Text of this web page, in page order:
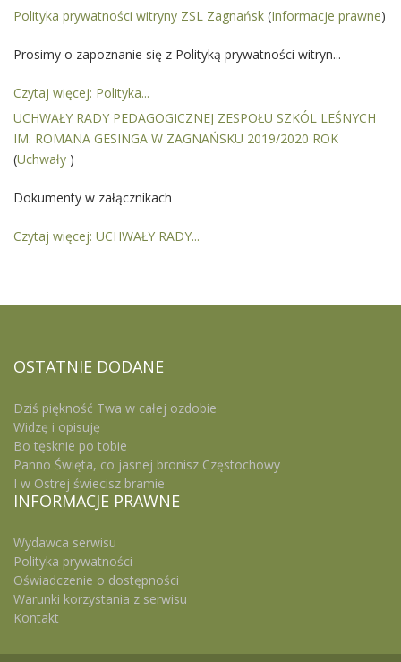
Polityka prywatności witryny ZSL Zagnańsk (Informacje prawne)
Prosimy o zapoznanie się z Polityką prywatności witryn...
Czytaj więcej: Polityka...
UCHWAŁY RADY PEDAGOGICZNEJ ZESPOŁU SZKÓL LEŚNYCH
IM. ROMANA GESINGA W ZAGNAŃSKU 2019/2020 ROK
(Uchwały )
Dokumenty w załącznikach
Czytaj więcej: UCHWAŁY RADY...
OSTATNIE DODANE
Dziś piękność Twa w całej ozdobie
Widzę i opisuję
Bo tęsknie po tobie
Panno Święta, co jasnej bronisz Częstochowy
I w Ostrej świecisz bramie
INFORMACJE PRAWNE
Wydawca serwisu
Polityka prywatności
Oświadczenie o dostępności
Warunki korzystania z serwisu
Kontakt